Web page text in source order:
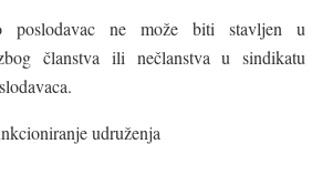
poslodavac ne može biti stavljen u
članstva ili nečlanstva u sindikatu
udruženja